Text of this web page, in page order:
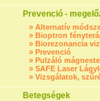
Prevenció -
» Alternatív
» Bioptron
» Biorezonancia
» Prevenció
» Pulzáló
» SAFE Laser
» Vizsgálatok,
Betegségek